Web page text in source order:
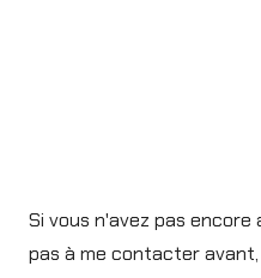
Si vous n'avez pas
pas à me contacter